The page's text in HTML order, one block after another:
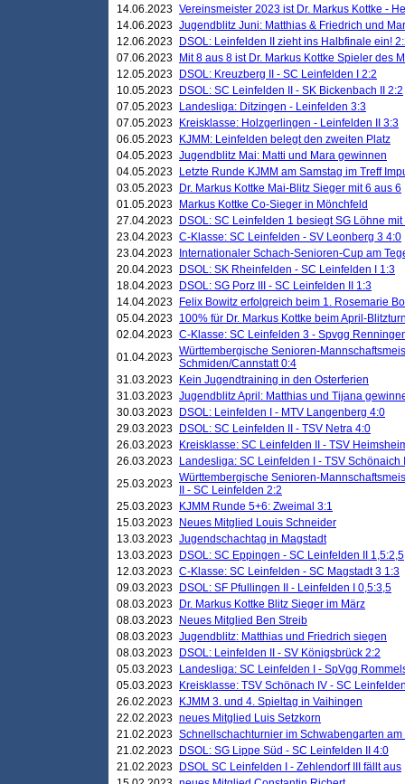
14.06.2023 Vereinsmeister 2023 ist Dr. Markus Kottke -
14.06.2023 Jugendblitz Juni: Matthias & Friedrich und
12.06.2023
DSOL: Leinfelden II zieht ins Halbfinale ein!
07.06.2023
Mit 8 aus 8 ist Dr. Markus Kottke Spieler des
12.05.2023
DSOL: Kreuzberg II - SC Leinfelden I 2:2
10.05.2023
DSOL: SC Leinfelden II - SK Bickenbach II 2:2
07.05.2023
Landesliga: Ditzingen - Leinfelden 3:3
07.05.2023
Kreisklasse: Holzgerlingen - Leinfelden II 3:3
06.05.2023
KJMM: Leinfelden belegt den zweiten Platz
04.05.2023 Jugendblitz Mai: Matti und Mara gewinnen
04.05.2023
Letzte Runde KJMM am Samstag im Treff
03.05.2023
Dr. Markus Kottke Mai-Blitz Sieger mit 6 aus 6
01.05.2023
Markus Kottke Co-Sieger in Mönchfeld
27.04.2023
DSOL: SC Leinfelden 1 besiegt SG Löhne mit
23.04.2023 C-Klasse: SC Leinfelden - SV Leonberg 3 4:0
23.04.2023
Internationaler Schach-Senioren-Cup am
20.04.2023
DSOL: SK Rheinfelden - SC Leinfelden I 1:3
18.04.2023
DSOL: SG Porz III - SC Leinfelden II 1:3
14.04.2023
Felix Bowitz erfolgreich beim 1. Rosemarie
05.04.2023 100% für Dr. Markus Kottke beim April-
02.04.2023 C-Klasse: SC Leinfelden 3 - Spvgg
01.04.2023 Württembergische Senioren-
Schmiden/Cannstatt 0:4
31.03.2023
Kein Jugendtraining in den Osterferien
31.03.2023 Jugendblitz April: Matthias und Tijana
30.03.2023
DSOL: Leinfelden I - MTV Langenberg 4:0
29.03.2023
DSOL: SC Leinfelden II - TSV Netra 4:0
26.03.2023
Kreisklasse: SC Leinfelden II - TSV
26.03.2023
Landesliga: SC Leinfelden I - TSV Schönaich
25.03.2023 Württembergische Senioren-
II - SC Leinfelden 2:2
25.03.2023
KJMM Runde 5+6: Zweimal 3:1
15.03.2023
Neues Mitglied Louis Schneider
13.03.2023 Jugendschachtag in Magstadt
13.03.2023
DSOL: SC Eppingen - SC Leinfelden II 1,5:2,5
12.03.2023 C-Klasse: SC Leinfelden - SC Magstadt 3 1:3
09.03.2023
DSOL: SF Pfullingen II - Leinfelden I 0,5:3,5
08.03.2023
Dr. Markus Kottke Blitz Sieger im März
08.03.2023
Neues Mitglied Ben Streib
08.03.2023 Jugendblitz: Matthias und Friedrich siegen
08.03.2023
DSOL: Leinfelden II - SV Königsbrück 2:2
05.03.2023
Landesliga: SC Leinfelden I - SpVgg
05.03.2023
Kreisklasse: TSV Schönach IV - SC
26.02.2023
KJMM 3. und 4. Spieltag in Vaihingen
22.02.2023 neues Mitglied Luis Setzkorn
21.02.2023 Schnellschachturnier im Schwabengarten
21.02.2023
DSOL: SG Lippe Süd - SC Leinfelden II 4:0
21.02.2023
DSOL SC Leinfelden I - Zehlendorf III fällt aus